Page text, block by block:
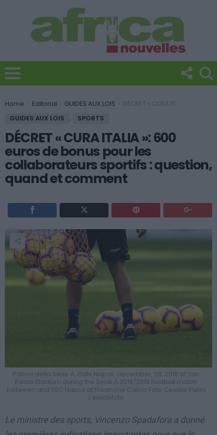
You are here:
Home Editorial GUIDES AUX LOIS
DÉCRET « CURA ITALIA »: 600 euros de bonus pour les collaborateurs sportifs : question, quand et comment
GUIDES AUX LOIS
, SPORTS
DÉCRET « CURA ITALIA »: 600
euros de bonus pour les
collaborateurs sportifs : question,
quand et comment
Palloni della Serie A, Balls Napoli, december, 08, 2018 at San
Paolo Stadium during the Serie A 2018/2019 football match
between and SSC Napoli at Frosinone Calcio Foto Cesare Purini
/ Insidefoto
Le ministre des sports, Vincenzo Spadafora a donné